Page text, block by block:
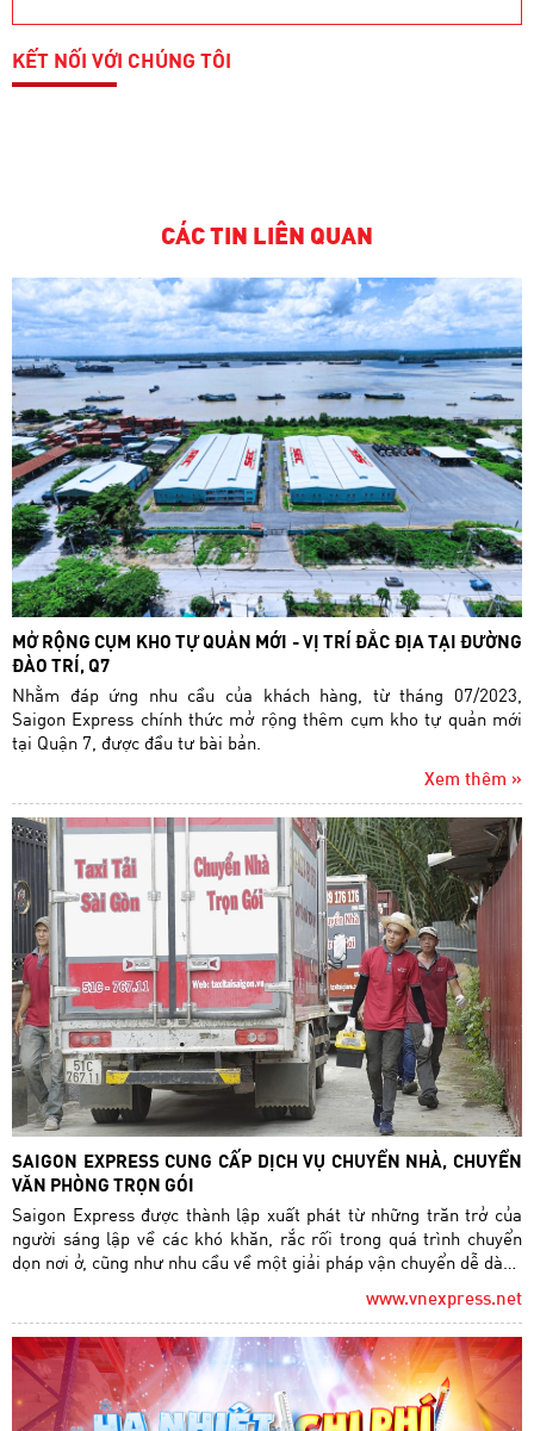
KẾT NỐI VỚI CHÚNG TÔI
CÁC TIN LIÊN QUAN
MỞ RỘNG CỤM KHO TỰ QUẢN MỚI - VỊ TRÍ ĐẮC ĐỊA TẠI ĐƯỜNG
ĐÀO TRÍ, Q7
Nhằm đáp ứng nhu cầu của khách hàng, từ tháng 07/2023,
Saigon Express chính thức mở rộng thêm cụm kho tự quản mới
tại Quận 7, được đầu tư bài bản.
Xem thêm »
SAIGON EXPRESS CUNG CẤP DỊCH VỤ CHUYỂN NHÀ, CHUYỂN
VĂN PHÒNG TRỌN GÓI
Saigon Express được thành lập xuất phát từ những trăn trở của
người sáng lập về các khó khăn, rắc rối trong quá trình chuyển
dọn nơi ở, cũng như nhu cầu về một giải pháp vận chuyển dễ dàng
www.vnexpress.net